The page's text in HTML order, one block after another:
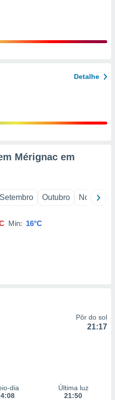
Detalhe
Mérignac em
Setembro Outubro Novembro
Min: 16°C
Pôr do sol
21:17
dia
Última luz
21:50